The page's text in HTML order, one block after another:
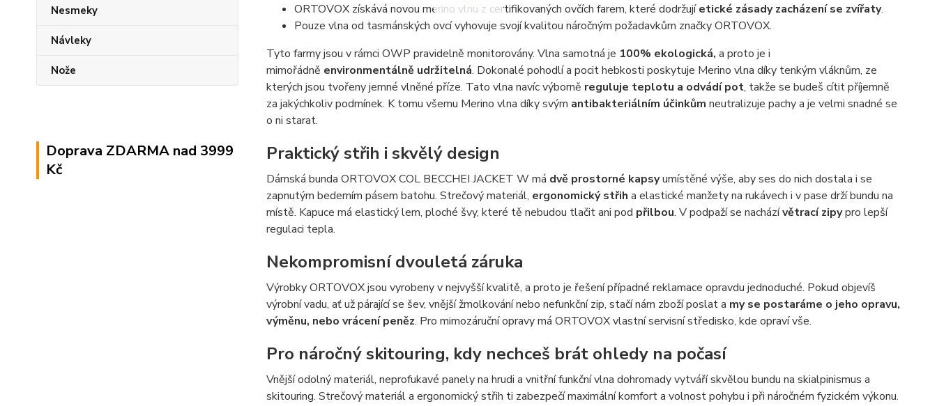
Nesmeky
Návleky
Nože
Doprava ZDARMA nad 3999
Kč
ORTOVOX získává novou merino vlnu z certifikovaných ovčích farem, které dodržujíetické zásady zacházení se zvířaty.
Pouze vlna od tasmánských ovcí vyhovuje svojí kvalitou náročným požadavkům značky ORTOVOX.
Tyto farmy jsou v rámci OWP pravidelně monitorovány. Vlna samotná je 100% ekologická, a proto je i
mimořádně environmentálně udržitelná. Dokonalé pohodlí a pocit hebkosti poskytuje Merino vlna díky tenkým vláknům, ze
kterých jsou tvořeny jemné vlněné příze. Tato vlna navíc výborně reguluje teplotu a odvádí pot, takže se budeš cítit příjemně
za jakýchkoliv podmínek. K tomu všemu Merino vlna díky svým antibakteriálním účinkům neutralizuje pachy a je velmi snadné se
o ni starat.
Praktický střih i skvělý design
Dámská bunda ORTOVOX COL BECCHEI JACKET W má dvě prostorné kapsyumístěné výše, aby ses do nich dostala i se
zapnutým bederním pásem batohu. Strečový materiál, ergonomický střih a elastické manžety na rukávech i v pase drží bundu na
místě. Kapuce má elastický lem, ploché švy, které tě nebudou tlačit ani pod přilbou. V podpaží se nacházívětrací zipypro lepší
regulaci tepla.
Nekompromisní dvouletá záruka
Výrobky ORTOVOX jsou vyrobeny v nejvyšší kvalitě, a proto je řešení případné reklamace opravdu jednoduché. Pokud objevíš
výrobní vadu, ať už párající se šev, vnější žmolkování nebo nefunkční zip, stačí nám zboží poslat a my se postaráme o jeho opravu,
výměnu, nebo vrácení peněz. Pro mimozáruční opravy má ORTOVOX vlastní servisní středisko, kde opraví vše.
Pro náročný skitouring, kdy nechceš brát ohledy na počasí
Vnější odolný materiál, neprofukavé panely na hrudi a vnitřní funkční vlna dohromady vytváří skvělou bundu na skialpinismus a
skitouring. Strečový materiál a ergonomický střih ti zabezpečí maximální komfort a volnost pohybu i při náročném fyzickém výkonu.